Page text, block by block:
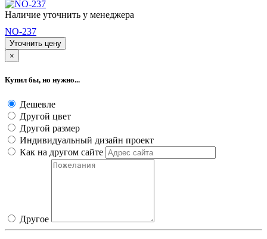
Наличие уточнить у менеджера
NO-237
Уточнить цену
×
Купил бы, но нужно...
Дешевле
Другой цвет
Другой размер
Индивидуальный дизайн проект
Как на другом сайте
Другое